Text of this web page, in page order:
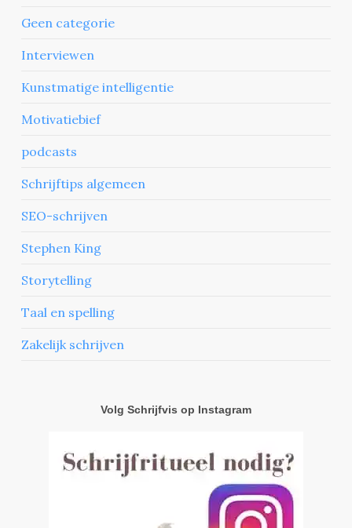
Geen categorie
Interviewen
Kunstmatige intelligentie
Motivatiebief
podcasts
Schrijftips algemeen
SEO-schrijven
Stephen King
Storytelling
Taal en spelling
Zakelijk schrijven
Volg Schrijfvis op Instagram